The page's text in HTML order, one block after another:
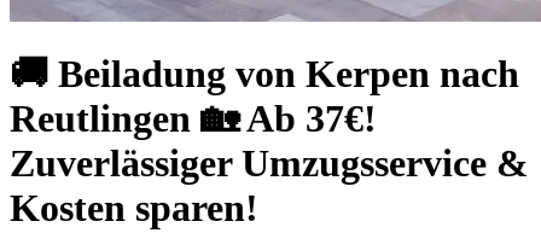
🚚 Beiladung von Kerpen nach
Reutlingen 🏡 Ab 37€!
Zuverlässiger Umzugsservice &
Kosten sparen!